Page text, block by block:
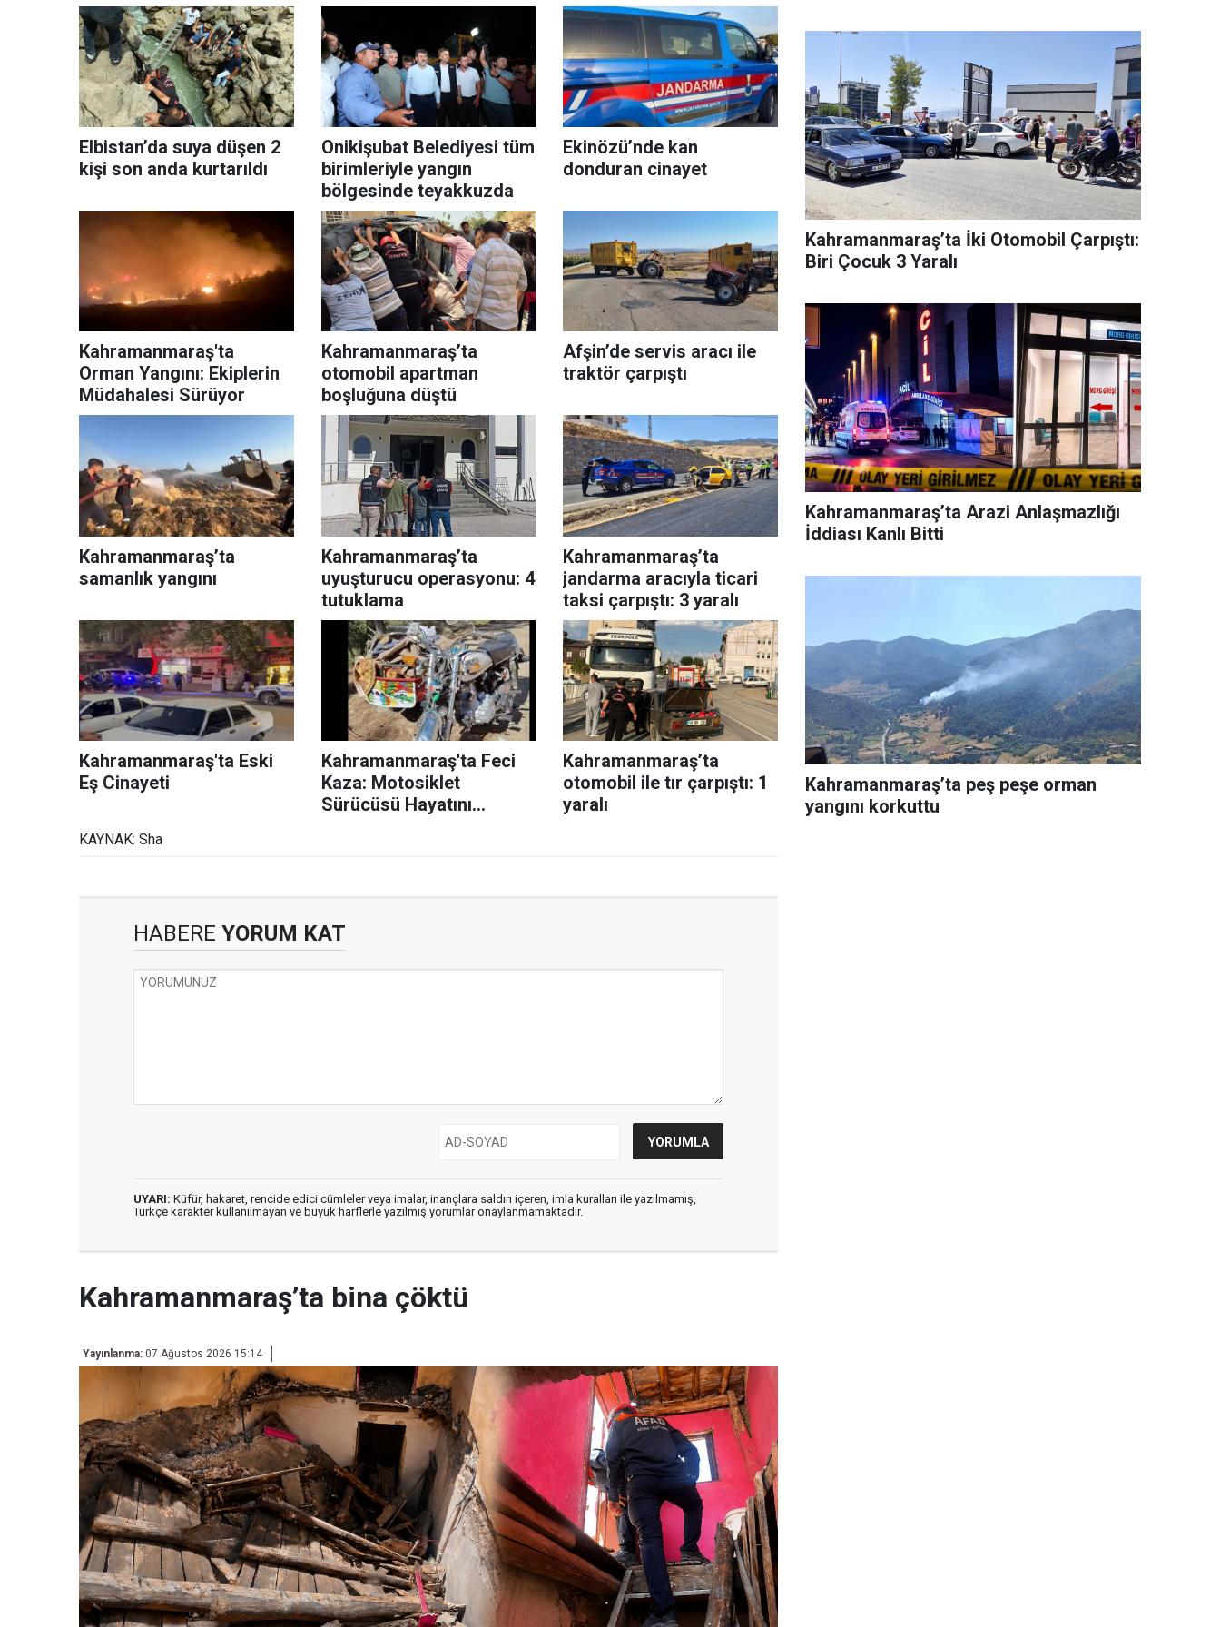
Elbistan’da suya düşen 2
kişi son anda kurtarıldı
Onikişubat Belediyesi tüm
birimleriyle yangın
bölgesinde teyakkuzda
Ekinözü’nde kan
donduran cinayet
Kahramanmaraş'ta
Orman Yangını: Ekiplerin
Müdahalesi Sürüyor
Kahramanmaraş’ta
otomobil apartman
boşluğuna düştü
Afşin’de servis aracı ile
traktör çarpıştı
Kahramanmaraş’ta
samanlık yangını
Kahramanmaraş’ta
uyuşturucu operasyonu: 4
tutuklama
Kahramanmaraş’ta
jandarma aracıyla ticari
taksi çarpıştı: 3 yaralı
Kahramanmaraş'ta Eski
Eş Cinayeti
Kahramanmaraş'ta Feci
Kaza: Motosiklet
Sürücüsü Hayatını
Kahramanmaraş’ta
otomobil ile tır çarpıştı: 1
yaralı
KAYNAK: Sha
HABERE YORUM KAT
UYARI: Küfür, hakaret, rencide edici cümleler veya imalar, inançlara saldırı içeren, imla kuralları ile yazılmamış,
Türkçe karakter kullanılmayan ve büyük harflerle yazılmış yorumlar onaylanmamaktadır.
Kahramanmaraş’ta bina çöktü
Yayınlanma: 07 Ağustos 2026 15:14
Kahramanmaraş’ta İki Otomobil Çarpıştı:
Biri Çocuk 3 Yaralı
Kahramanmaraş’ta Arazi Anlaşmazlığı
İddiası Kanlı Bitti
Kahramanmaraş’ta peş peşe orman
yangını korkuttu